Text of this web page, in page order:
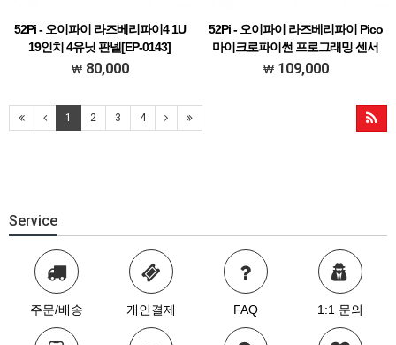
52Pi - 오이파이 라즈베리파이4 1U
19인치 4유닛 판넬[EP-0143]
80,000
52Pi - 오이파이 라즈베리파이 Pico
마이크로파이썬 프로그래밍 센서
키트 [K-0586]
109,000
1 2 3 4
Service
주문/배송 개인결제 FAQ 1:1 문의